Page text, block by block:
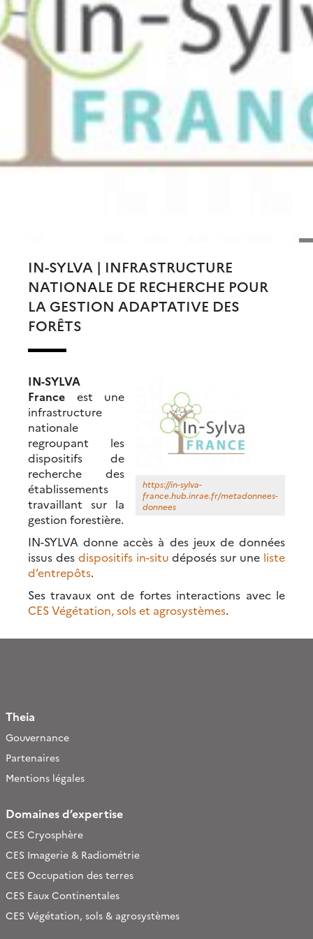
IN-SYLVA | INFRASTRUCTURE
NATIONALE DE RECHERCHE POUR
LA GESTION ADAPTATIVE DES
FORÊTS
https://in-sylva-
france.hub.inrae.fr/metadonnees-
donnees
IN-SYLVA
France est une
infrastructure
nationale
regroupant les
dispositifs de
recherche des
établissements
travaillant sur la
gestion forestière.
IN-SYLVA donne accès à des jeux de données
issus des dispositifs in-situ déposés sur une liste
d’entrepôts.
Ses travaux ont de fortes interactions avec le
CES Végétation, sols et agrosystèmes.
Theia
Gouvernance
Partenaires
Mentions légales
Domaines d’expertise
CES Cryosphère
CES Imagerie & Radiométrie
CES Occupation des terres
CES Eaux Continentales
CES Végétation, sols & agrosystèmes